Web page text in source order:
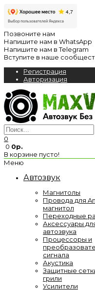
Позвоните нам
Напишите нам в WhatsApp
Напишите нам в Telegram
Вступите в наше
Регистрация
Авторизация
0
0 0р.
В корзине пусто!
Меню
Автозвук
Магнитолы
Провода для
магнитол
Переходные
Аксессуары
автозвука
Процессоры и
сигнала
Акустика
Защитные
грили
Усилители